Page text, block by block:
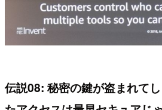
伝説08: 秘密の鍵が盗まれて